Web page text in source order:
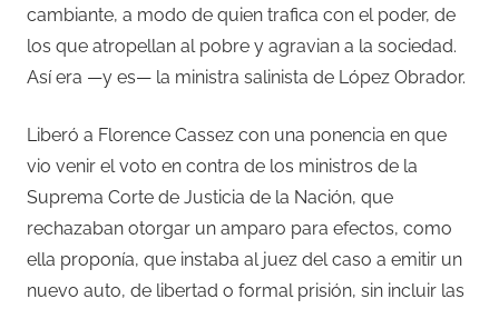
cambiante, a modo de quien trafica con el poder, de
los que atropellan al pobre y agravian a la sociedad.
Así era —y es— la ministra salinista de López Obrador.
Liberó a Florence Cassez con una ponencia en que
vio venir el voto en contra de los ministros de la
Suprema Corte de Justicia de la Nación, que
rechazaban otorgar un amparo para efectos, como
ella proponía, que instaba al juez del caso a emitir un
nuevo auto, de libertad o formal prisión, sin incluir las